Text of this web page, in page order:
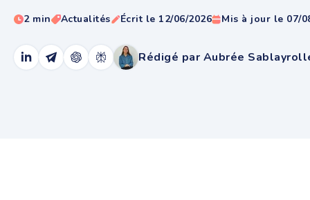
2 min Actualités Écrit le 12/06/2026 Mis à jour le 07/
Rédigé par Aubrée